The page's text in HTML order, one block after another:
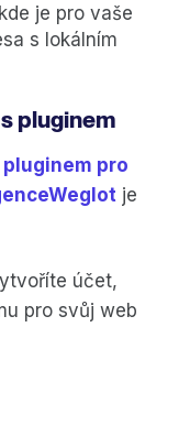
je pro vaše
s lokálním
pluginem
pluginem pro
je
účet,
pro svůj web